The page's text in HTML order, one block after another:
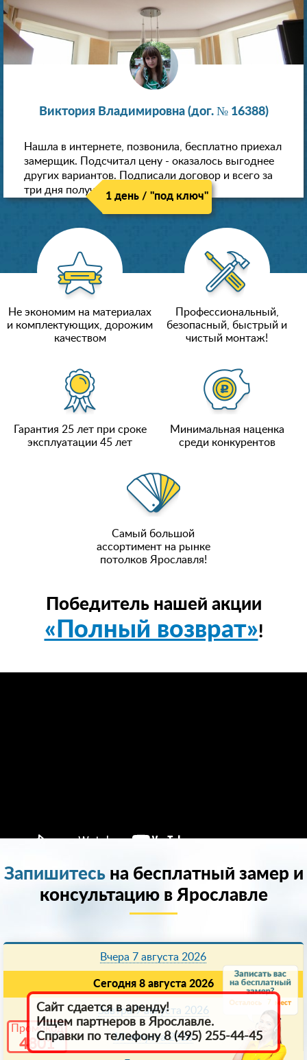
7
Промокод
4801
Виктория Владимировна (дог. № 16388)
Нашла в интернете, позвонила, бесплатно приехал
замерщик. Подсчитал цену - оказалось выгоднее
других вариантов. Подписали договор и всего за
три дня получили новые потолки!
1 день / "под ключ"
Не экономим на материалах
и комплектующих, дорожим
качеством
Профессиональный,
безопасный, быстрый и
чистый монтаж!
Гарантия 25 лет при сроке
эксплуатации 45 лет
Минимальная наценка
среди конкурентов
Самый большой
ассортимент на рынке
потолков Ярославля!
Победитель нашей акции
«Полный возврат»!
Запишитесьна бесплатный замер и
консультацию в Ярославле
Вчера 7 августа 2026
Сегодня 8 августа 2026
Завтра 9 августа 2026
10 августа 2026
Сайт сдается в аренду!
Ищем партнеров в Ярославле.
Справки по телефону 8 (495) 255-44-45